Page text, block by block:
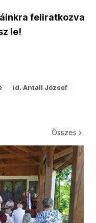
feliratkozva
le!
id. Antall József
Összes